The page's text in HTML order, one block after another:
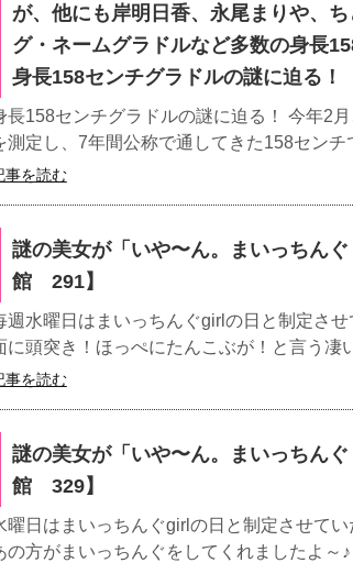
が、他にも岸明日香、永尾まりや、
グ・ネームグラドルなど多数の身長
身長158センチグラドルの謎に迫る！
長158センチグラドルの謎に迫る！ 今年2
測定し、7年間公称で通してきた158センチ
事を読む
謎の美女が「いや〜ん。まいっちん
館 291】
週水曜日はまいっちんぐgirlの日と制定さ
に頭突き！ほっぺにたんこぶが！と言う凄
事を読む
謎の美女が「いや〜ん。まいっちん
館 329】
曜日はまいっちんぐgirlの日と制定させて
の方がまいっちんぐをしてくれましたよ～♪